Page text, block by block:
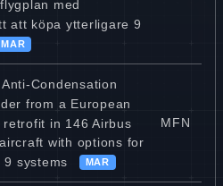
med
att köpa ytterligare 9
MAR
Condensation
from a European
in 146 Airbus
with options for
systems
MAR
MFN